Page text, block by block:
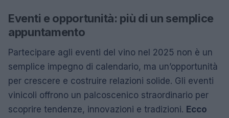
Eventi e opportunità: più di un semplice
appuntamento
Partecipare agli eventi del vino nel 2025 non è un
semplice impegno di calendario, ma un’opportunità
per crescere e costruire relazioni solide. Gli eventi
vinicoli offrono un palcoscenico straordinario per
scoprire tendenze, innovazioni e tradizioni. Ecco